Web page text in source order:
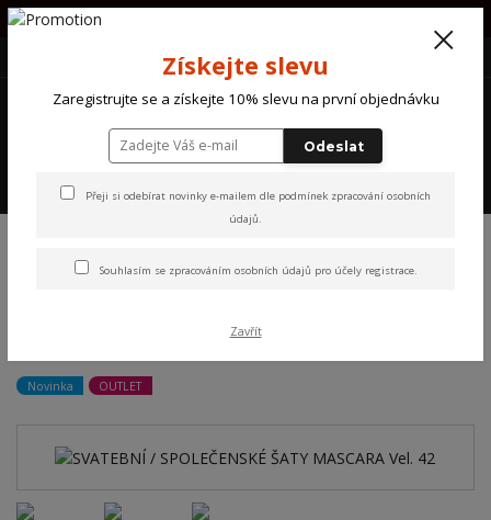
PŘI OBJEDNÁVCE NAD 1000Kč POŠTOVNÉ ZDARMA !!!!
(Po-So) 10 - 18 hod.
SVATEBNÍ / SPOLEČENSKÉ ŠATY MASCARA Vel. 42
ŠATY MASCARA Vel. 42
Novinka OUTLET
Získejte slevu
Zaregistrujte se a získejte 10% slevu na první objednávku
Odeslat
Přeji si odebírat novinky e-mailem dle podmínek zpracování osobních
údajů.
Souhlasím se zpracováním osobních údajů pro účely registrace.
Zavřít